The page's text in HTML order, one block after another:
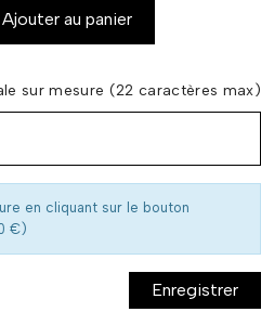
Ajouter au panier
sur mesure (22 caractères max)
en cliquant sur le bouton
€)
Enregistrer